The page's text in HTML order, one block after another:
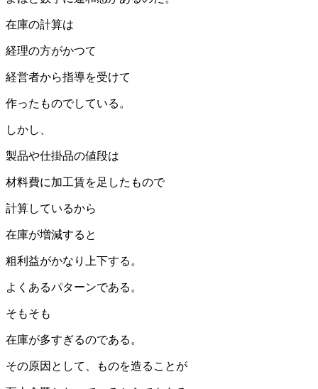
在庫の計算は
経理の方がかつて
経営者から指導を受けて
作ったものでしている。
しかし、
製品や仕掛品の値段は
材料費に加工賃を足したもので
計算しているから
在庫が増減すると
粗利益がかなり上下する。
よくあるパターンである。
そもそも
在庫が多すぎるのである。
その原因として、ものを造ることが